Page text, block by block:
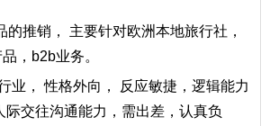
的推销， 主要针对欧洲本地旅行社，
， b2b业务。
业， 性格外向， 反应敏捷，逻辑能力
际交往沟通能力，需出差，认真负